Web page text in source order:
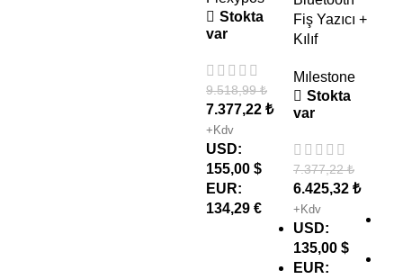
Stokta
var
9.518,99₺
7.377,22 ₺
+Kdv
USD:
155,00 $
EUR:
134,29 €
Fiş Yazıcı +
Kılıf
Mılestone
Stokta
var
7.377,22₺
6.425,32 ₺
+Kdv
USD:
135,00 $
EUR: